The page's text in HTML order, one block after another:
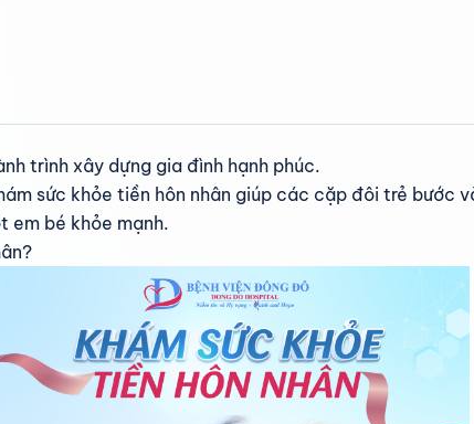
trình xây dựng gia đình hạnh phúc.
sức khỏe tiền hôn nhân giúp các cặp đôi trẻ bước
em bé khỏe mạnh.